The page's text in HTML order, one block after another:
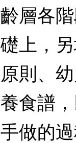
齡層各
礎上，
原則、
養食譜
手做的